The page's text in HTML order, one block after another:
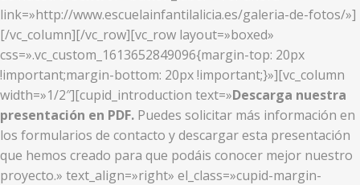
link=»http://www.escuelainfantilalicia.es/galeria-de-fotos/»]
[/vc_column][/vc_row][vc_row layout=»boxed»
css=».vc_custom_1613652849096{margin-top: 20px
!important;margin-bottom: 20px !important;}»][vc_column
width=»1/2″][cupid_introduction text=»Descarga nuestra
presentación en PDF. Puedes solicitar más información en
los formularios de contacto y descargar esta presentación
que hemos creado para que podáis conocer mejor nuestro
proyecto.» text_align=»right» el_class=»cupid-margin-